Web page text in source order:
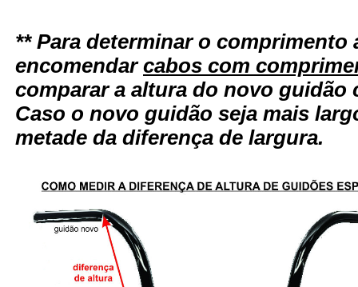
** Para determinar o comprimento
encomendarcabos com
comparar a altura do novo
Caso o novo guidão seja mais
metade da diferença de largura.